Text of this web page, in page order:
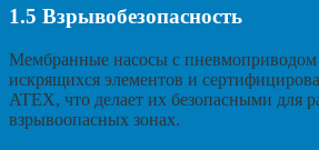
1.5 Взрывобезопасность
Мембранные насосы с
искрящихся элементов и
ATEX, что делает их безопасными для
взрывоопасных зонах.